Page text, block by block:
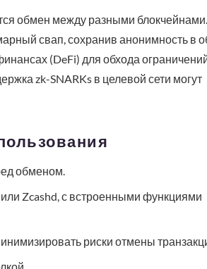
обмен между разными блокчейнами.
свап, сохранив анонимность в
(DeFi) для обхода
zk-SNARKs в целевой сети могут
обменом.
или Zcashd, с встроенными функциями
риски отмены